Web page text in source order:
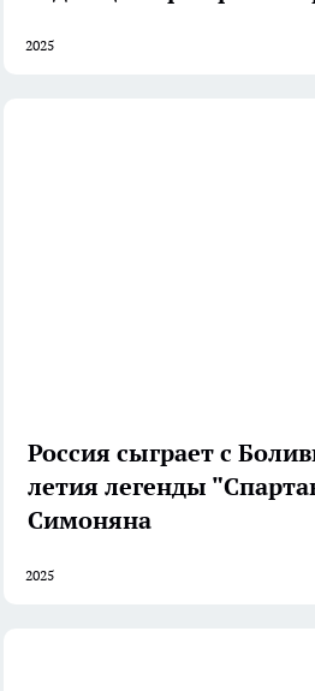
2025
Россия сыграет с
летия легенды
Симоняна
2025